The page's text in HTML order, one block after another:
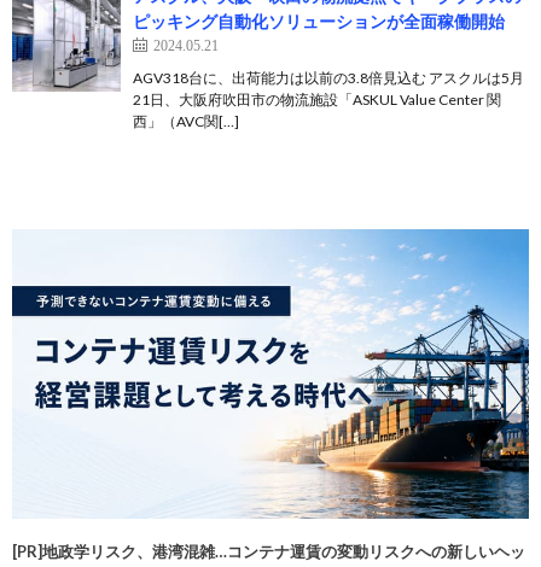
ピッキング自動化ソリューションが全面稼働開始
2024.05.21
AGV318台に、出荷能力は以前の3.8倍見込む アスクルは5月
21日、大阪府吹田市の物流施設「ASKUL Value Center 関
西」（AVC関[…]
[PR]地政学リスク、港湾混雑…コンテナ運賃の変動リスクへの新しいヘッ